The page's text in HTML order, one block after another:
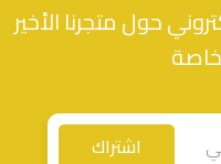
حول متجرنا الأخير
اشتراك